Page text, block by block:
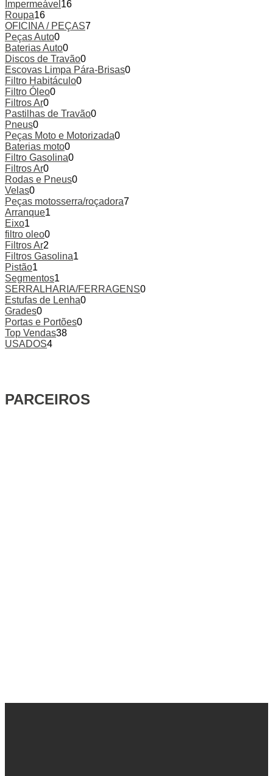
Impermeável 16
Roupa16
OFICINA / PEÇAS7
Peças Auto0
Baterias Auto0
Discos de Travão0
Escovas Limpa Pára-Brisas0
Filtro Habitáculo0
Filtro Óleo0
Filtros Ar0
Pastilhas de Travão0
Pneus0
Peças Moto e Motorizada0
Baterias moto0
Filtro Gasolina0
Filtros Ar0
Rodas e Pneus0
Velas0
Peças motosserra/roçadora7
Arranque1
Eixo1
filtro oleo0
Filtros Ar2
Filtros Gasolina1
Pistão1
Segmentos1
SERRALHARIA/FERRAGENS0
Estufas de Lenha0
Grades0
Portas e Portões0
Top Vendas38
USADOS4
PARCEIROS